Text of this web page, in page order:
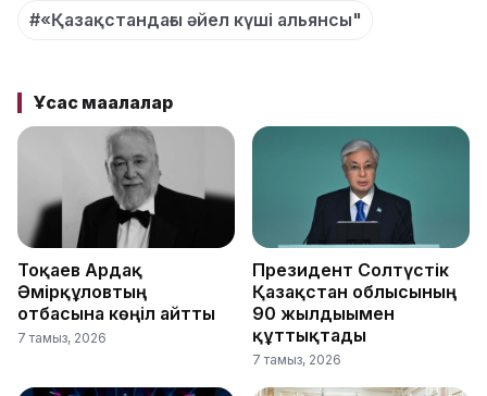
#«Қазақстандағы әйел күші альянсы"
Ұқсас мақалалар
Тоқаев Ардақ
Әмірқұловтың
отбасына көңіл айтты
7 тамыз, 2026
Президент Солтүстік
Қазақстан облысының
90 жылдығымен
құттықтады
7 тамыз, 2026